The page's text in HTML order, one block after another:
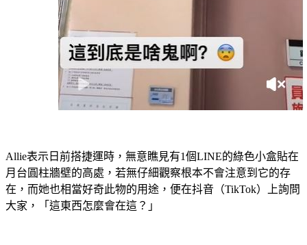
Allie表示日前搭捷運時，無意瞧見有1個LINE的綠色小盒貼在
月台圓柱牆壁的高處，若無仔細觀察根本不會注意到它的存
在，而她也相當好奇此物的用途，便在抖音（TikTok）上詢問
大家，「這東西怎麼會在這？」